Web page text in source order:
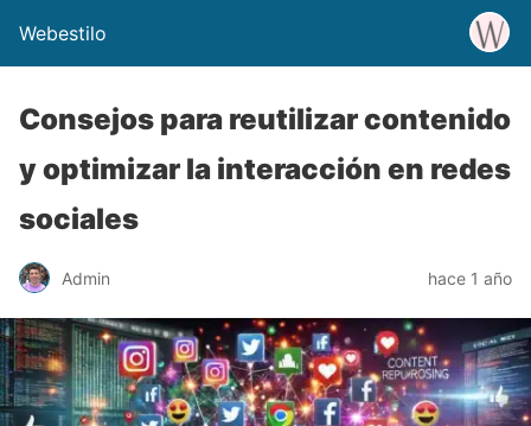
Webestilo
Consejos para reutilizar contenido
y optimizar la interacción en redes
sociales
Admin hace 1 año